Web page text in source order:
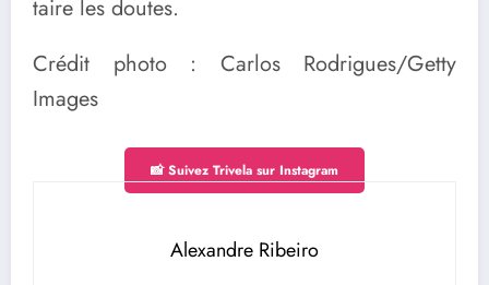
taire les doutes.
Crédit photo : Carlos Rodrigues/Getty
Images
📸 Suivez Trivela sur Instagram
Alexandre Ribeiro